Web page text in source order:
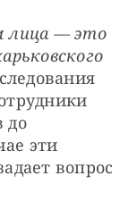
лица — это
до
эти
вопрос